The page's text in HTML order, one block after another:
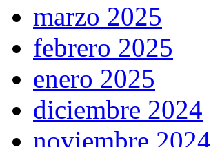
marzo 2025
febrero 2025
enero 2025
diciembre 2024
noviembre 2024